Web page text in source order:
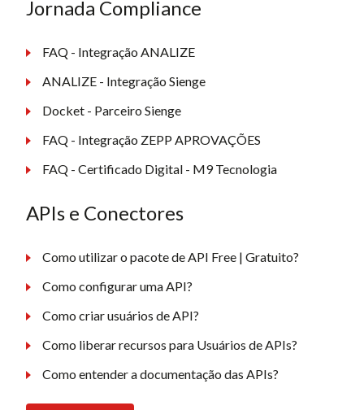
Jornada Compliance
FAQ - Integração ANALIZE
ANALIZE - Integração Sienge
Docket - Parceiro Sienge
FAQ - Integração ZEPP APROVAÇÕES
FAQ - Certificado Digital - M9 Tecnologia
APIs e Conectores
Como utilizar o pacote de API Free | Gratuito?
Como configurar uma API?
Como criar usuários de API?
Como liberar recursos para Usuários de APIs?
Como entender a documentação das APIs?